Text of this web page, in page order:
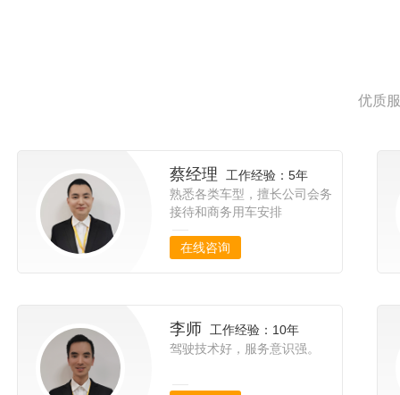
优质
蔡经理
工作经验：5年
熟悉各类车型，擅长公司会务
接待和商务用车安排
在线咨询
李师
工作经验：10年
驾驶技术好，服务意识强。